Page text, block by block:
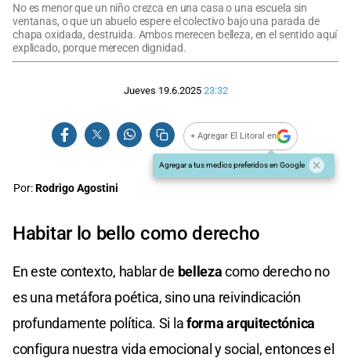
No es menor que un niño crezca en una casa o una escuela sin
ventanas, o que un abuelo espere el colectivo bajo una parada de
chapa oxidada, destruida. Ambos merecen belleza, en el sentido aquí
explicado, porque merecen dignidad.
Jueves 19.6.2025 23:32
+ Agregar El Litoral en
Agregar a tus medios preferidos en Google
Por:Rodrigo Agostini
Habitar lo bello como derecho
En este contexto, hablar de bellezacomo derecho no
es una metáfora poética, sino una reivindicación
profundamente política. Si laforma arquitectónica
configura nuestra vida emocional y social, entonces el